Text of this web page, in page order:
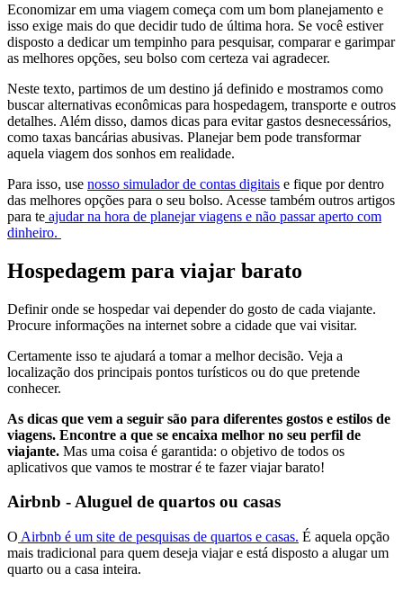
Economizar em uma viagem começa com um bom planejamento e
isso exige mais do que decidir tudo de última hora. Se você estiver
disposto a dedicar um tempinho para pesquisar, comparar e garimpar
as melhores opções, seu bolso com certeza vai agradecer.
Neste texto, partimos de um destino já definido e mostramos como
buscar alternativas econômicas para hospedagem, transporte e outros
detalhes. Além disso, damos dicas para evitar gastos desnecessários,
como taxas bancárias abusivas. Planejar bem pode transformar
aquela viagem dos sonhos em realidade.
Para isso, use nosso simulador de contas digitais e fique por dentro
das melhores opções para o seu bolso. Acesse também outros artigos
para te ajudar na hora de planejar viagens e não passar aperto com
dinheiro.
Hospedagem para viajar barato
Definir onde se hospedar vai depender do gosto de cada viajante.
Procure informações na internet sobre a cidade que vai visitar.
Certamente isso te ajudará a tomar a melhor decisão. Veja a
localização dos principais pontos turísticos ou do que pretende
conhecer.
As dicas que vem a seguir são para diferentes gostos e estilos de
viagens. Encontre a que se encaixa melhor no seu perfil de
viajante. Mas uma coisa é garantida: o objetivo de todos os
aplicativos que vamos te mostrar é te fazer viajar barato!
Airbnb - Aluguel de quartos ou casas
O Airbnb é um site de pesquisas de quartos e casas. É aquela opção
mais tradicional para quem deseja viajar e está disposto a alugar um
quarto ou a casa inteira.